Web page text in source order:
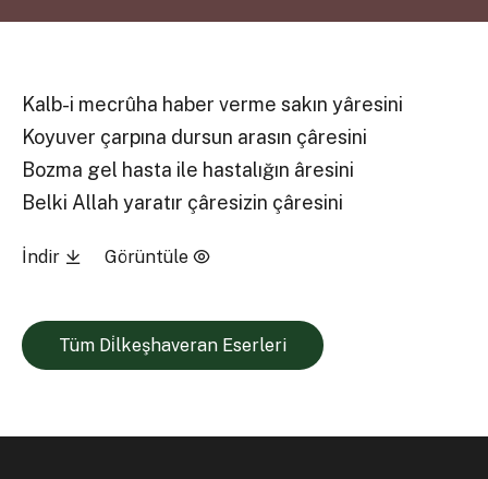
Kalb-i mecrûha haber verme sakın yâresini
Koyuver çarpına dursun arasın çâresini
Bozma gel hasta ile hastalığın âresini
Belki Allah yaratır çâresizin çâresini
İndir Görüntüle
Tüm Di̇lkeşhaveran Eserleri